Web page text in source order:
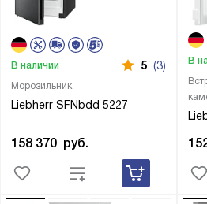
Морозильник
Liebherr SFNbdd 5227
В наличии 5 (3)
158 370 руб.
В